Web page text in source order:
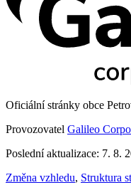
Oficiální stránky obce
Provozovatel Galileo
Poslední aktualizace: 7. 8.
Změna vzhledu, Struktura